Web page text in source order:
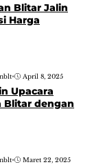
Blitar Jalin
Harga
• April 8, 2025
Upacara
Blitar dengan
• Maret 22, 2025